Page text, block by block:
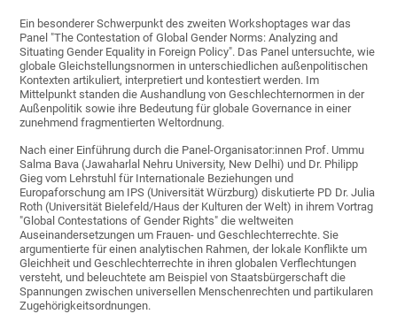
Ein besonderer Schwerpunkt des zweiten Workshoptages war das
Panel "The Contestation of Global Gender Norms: Analyzing and
Situating Gender Equality in Foreign Policy". Das Panel untersuchte, wie
globale Gleichstellungsnormen in unterschiedlichen außenpolitischen
Kontexten artikuliert, interpretiert und kontestiert werden. Im
Mittelpunkt standen die Aushandlung von Geschlechternormen in der
Außenpolitik sowie ihre Bedeutung für globale Governance in einer
zunehmend fragmentierten Weltordnung.
Nach einer Einführung durch die Panel-Organisator:innen Prof. Ummu
Salma Bava (Jawaharlal Nehru University, New Delhi) und Dr. Philipp
Gieg vom Lehrstuhl für Internationale Beziehungen und
Europaforschung am IPS (Universität Würzburg) diskutierte PD Dr. Julia
Roth (Universität Bielefeld/Haus der Kulturen der Welt) in ihrem Vortrag
"Global Contestations of Gender Rights" die weltweiten
Auseinandersetzungen um Frauen- und Geschlechterrechte. Sie
argumentierte für einen analytischen Rahmen, der lokale Konflikte um
Gleichheit und Geschlechterrechte in ihren globalen Verflechtungen
versteht, und beleuchtete am Beispiel von Staatsbürgerschaft die
Spannungen zwischen universellen Menschenrechten und partikularen
Zugehörigkeitsordnungen.